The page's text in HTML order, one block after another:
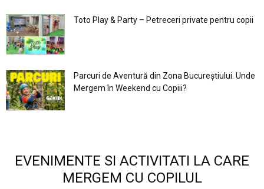
Toto Play & Party – Petreceri private pentru copii
Parcuri de Aventură din Zona Bucureştiului. Unde
Mergem în Weekend cu Copiii?
EVENIMENTE SI ACTIVITATI LA CARE
MERGEM CU COPILUL